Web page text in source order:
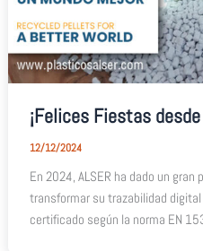
¡Felices Fiestas
12/12/2024
En 2024, ALSER ha dado un
transformar su trazabilidad
certificado según la norma EN